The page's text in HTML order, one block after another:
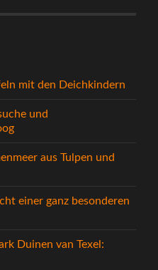
mit den Deichkindern
und
aus Tulpen und
einer ganz besonderen
Duinen van Texel: